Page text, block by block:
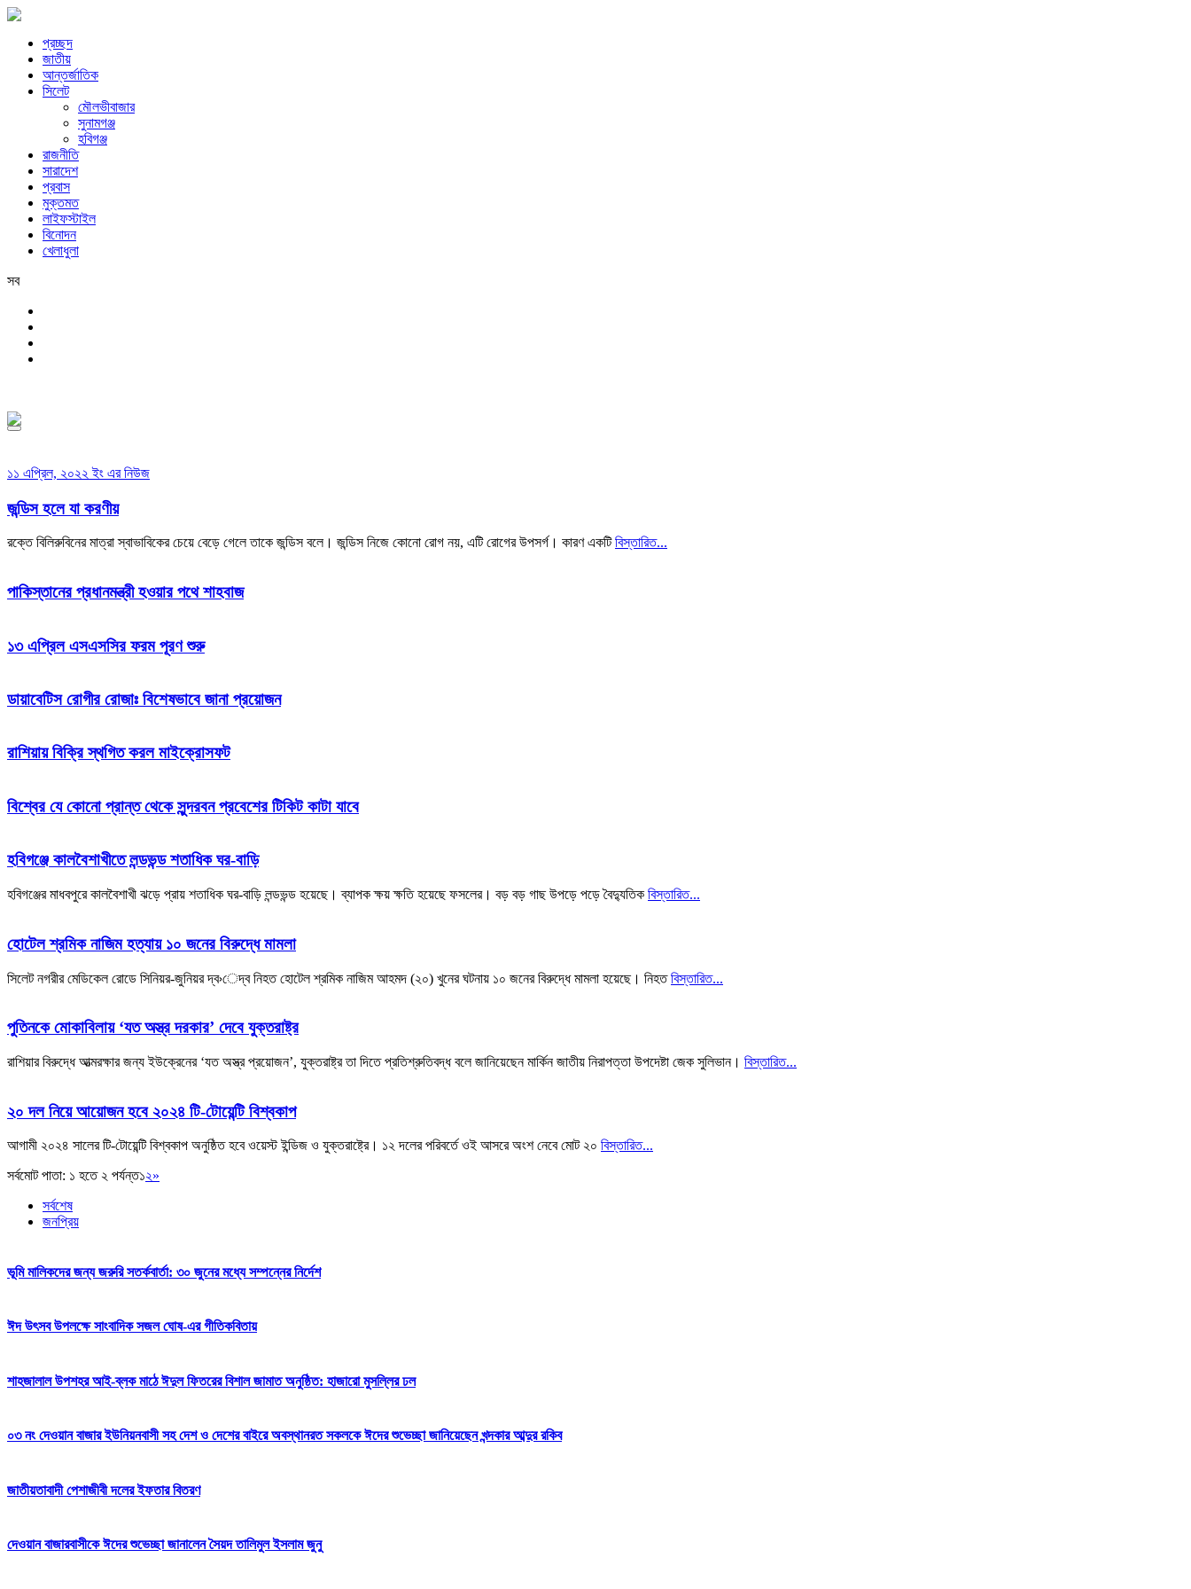
প্রচ্ছদ
জাতীয়
আন্তর্জাতিক
সিলেট
মৌলভীবাজার
সুনামগঞ্জ
হবিগঞ্জ
রাজনীতি
সারাদেশ
প্রবাস
মুক্তমত
লাইফস্টাইল
বিনোদন
খেলাধুলা
সব
১১ এপ্রিল, ২০২২ ইং এর নিউজ
জন্ডিস হলে যা করণীয়
রক্তে বিলিরুবিনের মাত্রা স্বাভাবিকের চেয়ে বেড়ে গেলে তাকে জন্ডিস বলে। জন্ডিস নিজে কোনো রোগ নয়, এটি রোগের উপসর্গ। কারণ একটিবিস্তারিত...
পাকিস্তানের প্রধানমন্ত্রী হওয়ার পথে শাহবাজ
১৩ এপ্রিল এসএসসির ফরম পূরণ শুরু
ডায়াবেটিস রোগীর রোজাঃ বিশেষভাবে জানা প্রয়োজন
রাশিয়ায় বিক্রি স্থগিত করল মাইক্রোসফট
বিশ্বের যে কোনো প্রান্ত থেকে সুন্দরবন প্রবেশের টিকিট কাটা যাবে
হবিগঞ্জে কালবৈশাখীতে লন্ডভন্ড শতাধিক ঘর-বাড়ি
হবিগঞ্জের মাধবপুরে কালবৈশাখী ঝড়ে প্রায় শতাধিক ঘর-বাড়ি লন্ডভন্ড হয়েছে। ব্যাপক ক্ষয় ক্ষতি হয়েছে ফসলের। বড় বড় গাছ উপড়ে পড়ে বৈদ্যুতিক বিস্তারিত...
হোটেল শ্রমিক নাজিম হত্যায় ১০ জনের বিরুদ্ধে মামলা
সিলেট নগরীর মেডিকেল রোডে সিনিয়র-জুনিয়র দ্ব›েদ্ব নিহত হোটেল শ্রমিক নাজিম আহমদ (২০) খুনের ঘটনায় ১০ জনের বিরুদ্ধে মামলা হয়েছে। নিহতবিস্তারিত...
পুতিনকে মোকাবিলায় ‘যত অস্ত্র দরকার’ দেবে যুক্তরাষ্ট্র
রাশিয়ার বিরুদ্ধে আত্মরক্ষার জন্য ইউক্রেনের ‘যত অস্ত্র প্রয়োজন’, যুক্তরাষ্ট্র তা দিতে প্রতিশ্রুতিবদ্ধ বলে জানিয়েছেন মার্কিন জাতীয় নিরাপত্তা উপদেষ্টা জেক সুলিভান। বিস্তারিত...
২০ দল নিয়ে আয়োজন হবে ২০২৪ টি-টোয়েন্টি বিশ্বকাপ
আগামী ২০২৪ সালের টি-টোয়েন্টি বিশ্বকাপ অনুষ্ঠিত হবে ওয়েস্ট ইন্ডিজ ও যুক্তরাষ্ট্রে। ১২ দলের পরিবর্তে ওই আসরে অংশ নেবে মোট ২০ বিস্তারিত...
সর্বমোট পাতা: ১ হতে ২ পর্যন্ত১২»
সর্বশেষ
জনপ্রিয়
ভূমি মালিকদের জন্য জরুরি সতর্কবার্তা: ৩০ জুনের মধ্যে সম্পন্নের নির্দেশ
ঈদ উৎসব উপলক্ষে সাংবাদিক সজল ঘোষ-এর গীতিকবিতায়
শাহজালাল উপশহর আই-ব্লক মাঠে ঈদুল ফিতরের বিশাল জামাত অনুষ্ঠিত: হাজারো মুসল্লির ঢল
০৩ নং দেওয়ান বাজার ইউনিয়নবাসী সহ দেশ ও দেশের বাইরে অবস্থানরত সকলকে ঈদের শুভেচ্ছা জানিয়েছেন খন্দকার আব্দুর রকিব
জাতীয়তাবাদী পেশাজীবী দলের ইফতার বিতরণ
দেওয়ান বাজারবাসীকে ঈদের শুভেচ্ছা জানালেন সৈয়দ তালিমুল ইসলাম জুনু